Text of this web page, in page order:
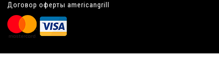
Договор оферты americangrill